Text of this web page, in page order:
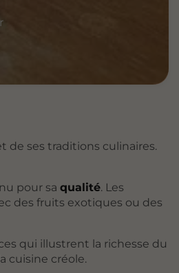
de ses traditions culinaires.
pour sa qualité. Les
des fruits exotiques ou des
qui illustrent la richesse du
cuisine créole.